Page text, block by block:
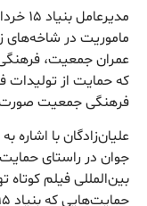
ماموریت در
عمران جمعیت،
که حمایت از
فرهنگی جمعیت
علیان‌زادگان با اشاره
جوان در راستای
بین‌المللی فیلم